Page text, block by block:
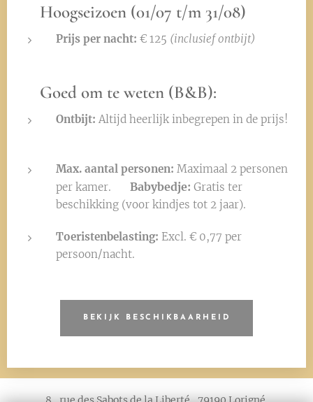
Hoogseizoen (01/07 t/m 31/08)
Prijs per nacht: € 125 (inclusief ontbijt)
Goed om te weten (B&B):
Ontbijt: Altijd heerlijk inbegrepen in de prijs!
Max. aantal personen: Maximaal 2 personen
per kamer. 👶 Babybedje: Gratis ter
beschikking (voor kindjes tot 2 jaar).
Toeristenbelasting: Excl. € 0,77 per
persoon/nacht.
BEKIJK BESCHIKBAARHEID